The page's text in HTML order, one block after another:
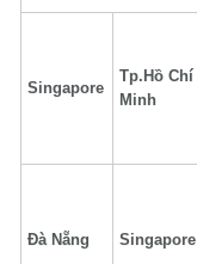
Singapore
Tp.Hồ Chí
Minh
Đà Nẵng Singapore